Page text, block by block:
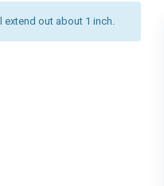
out about 1 inch.